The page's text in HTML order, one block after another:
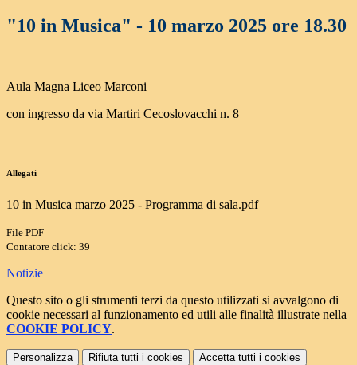
"10 in Musica" - 10 marzo 2025 ore 18.30
Aula Magna Liceo Marconi
con ingresso da via Martiri Cecoslovacchi n. 8
Allegati
10 in Musica marzo 2025 - Programma di sala.pdf
File PDF
Contatore click: 39
Notizie
Questo sito o gli strumenti terzi da questo utilizzati si avvalgono di
cookie necessari al funzionamento ed utili alle finalità illustrate nella
COOKIE POLICY.
Personalizza Rifiuta tutti i cookies Accetta tutti i cookies